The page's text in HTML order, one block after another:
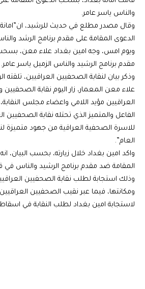
والناس ياسر عامر.
وقال مصدر مطلع في حديث للرشيد،
الدعوى المقامة على مقدم برنامج الرشد
ويوم امس، وجه امين بغداد علاء معن،
مقدم برنامج الرشيد والناس الزميل ياسر عامر.
وذكر بيان لنقابة الصحفيين العراقيين، تلقته
علاء معن المعمار، زار اليوم نقابة
العراقيين مؤيد اللامي واعضاء مجلس النقابة،
الفاعل والمتميز الذي تحتله نقابة الصحفيين
للاسرة الصحفية العراقية من جهود متميزة
العام”.
واكد امين بغداد خلال زيارته، بحسب
المقامة ضد مقدم برنامج الرشيد والناس في
وذلك استجابة لطلب نقابة الصحفيين
ومكانتها، فيما عبر نقيب الصحفيين
لاستجابة امين بغداد لطلب النقابة في